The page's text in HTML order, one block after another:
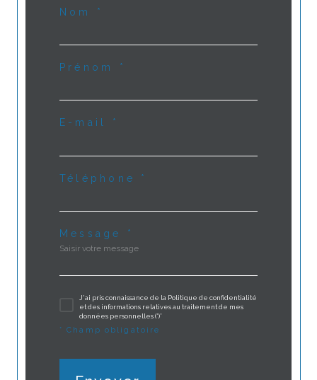
Nom *
Prénom *
E-mail *
Téléphone *
Message *
J'ai pris connaissance de la Politique de confidentialité
et des informations relatives au traitement de mes
données personnelles (*)*
* Champ obligatoire